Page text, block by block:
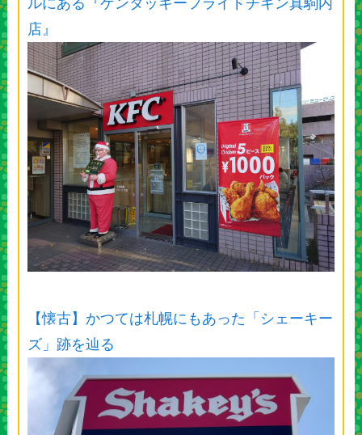
店』
【懐古】かつては札幌にもあった「シェーキー
ズ」跡を辿る